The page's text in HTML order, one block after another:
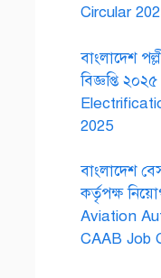
Circular
বাংলাদেশ
বিজ্ঞপ্তি
2025
বাংলাদেশ
কর্তৃপক্ষ
Aviation
CAAB Job